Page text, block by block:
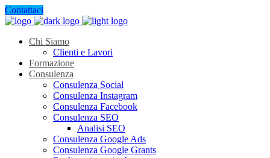
Contattaci
Chi Siamo
Clienti e Lavori
Formazione
Consulenza
Consulenza Social
Consulenza Instagram
Consulenza Facebook
Consulenza SEO
Analisi SEO
Consulenza Google Ads
Consulenza Google Grants